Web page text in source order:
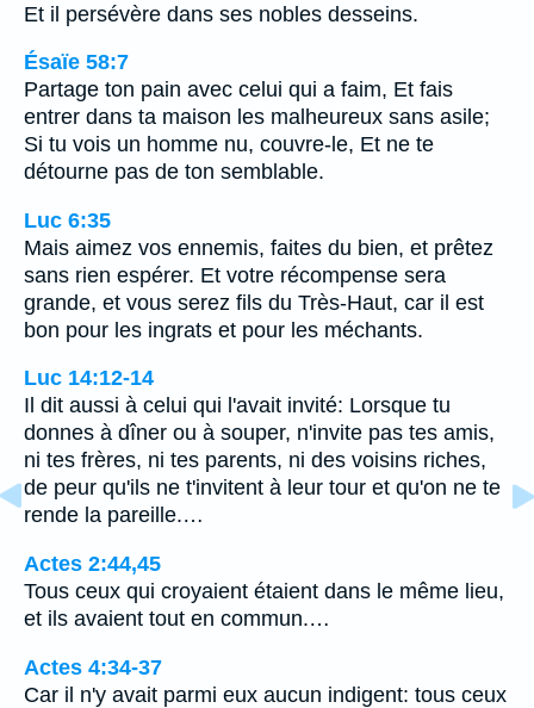
Et il persévère dans ses nobles desseins.
Ésaïe 58:7
Partage ton pain avec celui qui a faim, Et fais
entrer dans ta maison les malheureux sans asile;
Si tu vois un homme nu, couvre-le, Et ne te
détourne pas de ton semblable.
Luc 6:35
Mais aimez vos ennemis, faites du bien, et prêtez
sans rien espérer. Et votre récompense sera
grande, et vous serez fils du Très-Haut, car il est
bon pour les ingrats et pour les méchants.
Luc 14:12-14
Il dit aussi à celui qui l'avait invité: Lorsque tu
donnes à dîner ou à souper, n'invite pas tes amis,
ni tes frères, ni tes parents, ni des voisins riches,
de peur qu'ils ne t'invitent à leur tour et qu'on ne te
rende la pareille.…
Actes 2:44,45
Tous ceux qui croyaient étaient dans le même lieu,
et ils avaient tout en commun.…
Actes 4:34-37
Car il n'y avait parmi eux aucun indigent: tous ceux